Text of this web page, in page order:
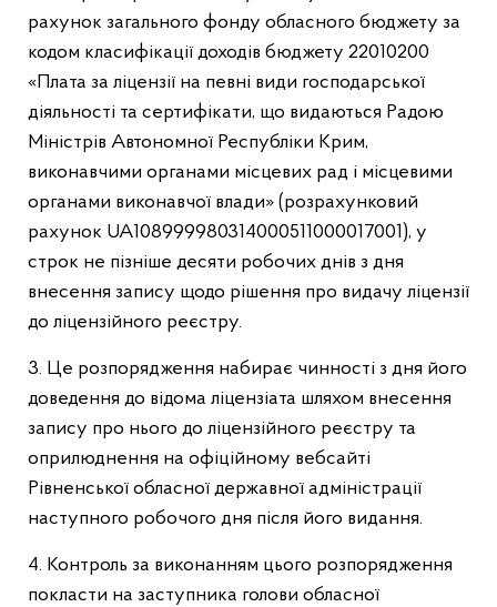
рахунок загального фонду обласного бюджету за
кодом класифікації доходів бюджету 22010200
«Плата за ліцензії на певні види господарської
діяльності та сертифікати, що видаються Радою
Міністрів Автономної Республіки Крим,
виконавчими органами місцевих рад і місцевими
органами виконавчої влади» (розрахунковий
рахунок UA108999980314000511000017001), у
строк не пізніше десяти робочих днів з дня
внесення запису щодо рішення про видачу ліцензії
до ліцензійного реєстру.
3. Це розпорядження набирає чинності з дня його
доведення до відома ліцензіата шляхом внесення
запису про нього до ліцензійного реєстру та
оприлюднення на офіційному вебсайті
Рівненської обласної державної адміністрації
наступного робочого дня після його видання.
4. Контроль за виконанням цього розпорядження
покласти на заступника голови обласної